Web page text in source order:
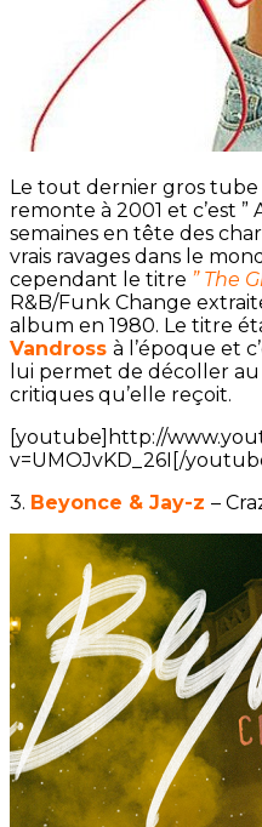
Le tout dernier gros tube
remonte à 2001 et c’est ”
semaines en tête des
vrais ravages dans le
cependant le titre ” The
R&B/Funk Change
album en 1980. Le titre
Vandross à l’époque et
lui permet de décoller
critiques qu’elle reçoit.
[youtube]http://
v=UMOJvKD_26I[/
3. Beyonce & Jay-z –